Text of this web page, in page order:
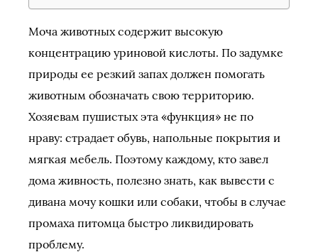
Моча животных содержит высокую
концентрацию уриновой кислоты. По задумке
природы ее резкий запах должен помогать
животным обозначать свою территорию.
Хозяевам пушистых эта «функция» не по
нраву: страдает обувь, напольные покрытия и
мягкая мебель. Поэтому каждому, кто завел
дома живность, полезно знать, как вывести с
дивана мочу кошки или собаки, чтобы в случае
промаха питомца быстро ликвидировать
проблему.